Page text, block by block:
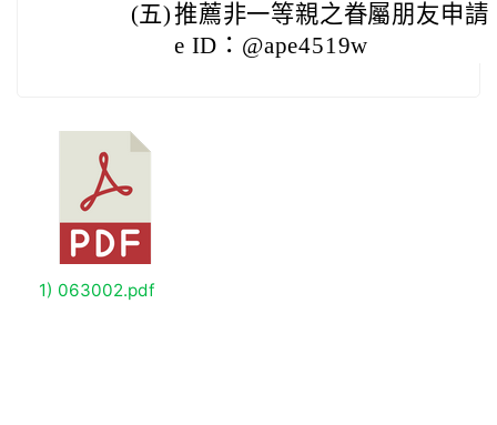
(五)推薦非一等親之眷屬朋友申
e ID：@ape4519w
1) 063002.pdf